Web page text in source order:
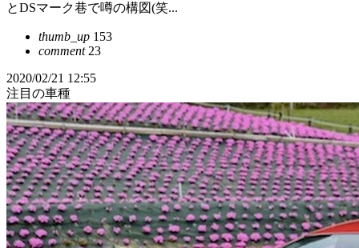
とDSマーク巷で噂の構図(笑...
thumb_up 153
comment23
2020/02/21 12:55
注目の車種